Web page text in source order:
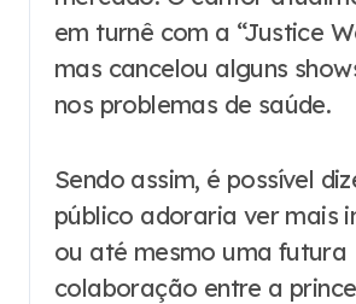
em turnê com a “Justice
mas cancelou alguns
nos problemas de saúde.
Sendo assim, é possível
público adoraria ver mais
ou até mesmo uma futura
colaboração entre a